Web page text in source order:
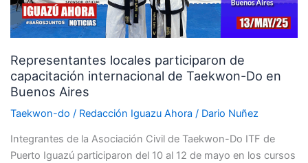
Representantes locales participaron de
capacitación internacional de Taekwon-Do en
Buenos Aires
Taekwon-do / Redacción Iguazu Ahora / Dario Nuñez
Integrantes de la Asociación Civil de Taekwon-Do ITF de
Puerto Iguazú participaron del 10 al 12 de mayo en los cursos
Taekwon-
Do
Buenos
Aires